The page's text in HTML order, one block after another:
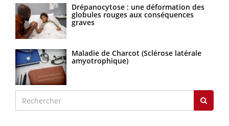
Drépanocytose : une déformation des
globules rouges aux conséquences
graves
Maladie de Charcot (Sclérose latérale
amyotrophique)